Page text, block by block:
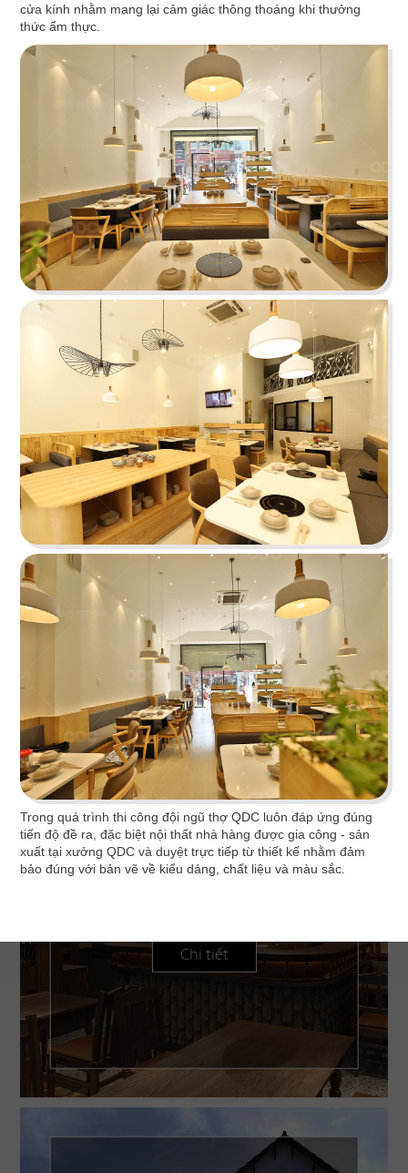
IKIGAI
Tái hiện bức tranh ẩm thực Nhật không phô
bày mà diễn tả vô cùng tinh tế
Chi tiết
BONCHON CHICKEN
Thiết kế lấy sắc đỏ - cam - xám làm chủ đạo tạo
một tổng thể năng động
Chi tiết
HOÀNG TÂM
Chi tiết
cửa kính nhằm mang lại cảm giác thông thoáng khi thưởng
thức ẩm thực.
Trong quá trình thi công đội ngũ thợ QDC luôn đáp ứng đúng
tiến độ đề ra, đặc biệt nội thất nhà hàng được gia công - sản
xuất tại xưởng QDC và duyệt trực tiếp từ thiết kế nhằm đảm
bảo đúng với bản vẽ về kiểu dáng, chất liệu và màu sắc.